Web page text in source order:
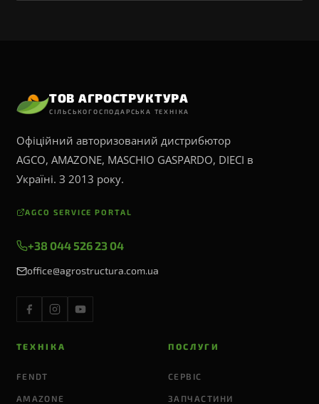
ТОВ АГРОСТРУКТУРА
СІЛЬСЬКОГОСПОДАРСЬКА ТЕХНІКА
Офіційний авторизований дистрибютор
AGCO, AMAZONE, MASCHIO GASPARDO, DIECI в
Україні. З 2013 року.
AGCO SERVICE PORTAL
+38 044 526 23 04
office@agrostructura.com.ua
ТЕХНІКА
FENDT
AMAZONE
ПОСЛУГИ
СЕРВІС
ЗАПЧАСТИНИ